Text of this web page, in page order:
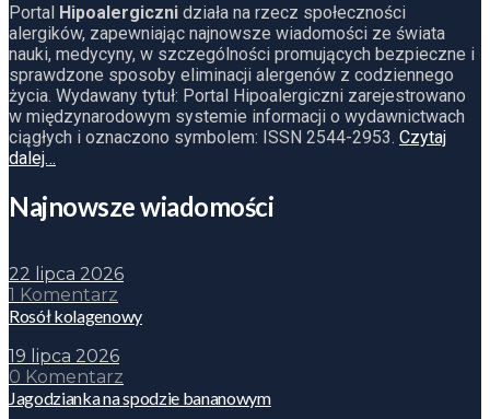
Portal Hipoalergiczni działa na rzecz społeczności
alergików, zapewniając najnowsze wiadomości ze świata
nauki, medycyny, w szczególności promujących bezpieczne i
sprawdzone sposoby eliminacji alergenów z codziennego
życia. Wydawany tytuł: Portal Hipoalergiczni zarejestrowano
w międzynarodowym systemie informacji o wydawnictwach
ciągłych i oznaczono symbolem: ISSN 2544-2953. Czytaj
dalej…
Najnowsze wiadomości
22 lipca 2026
1 Komentarz
Rosół kolagenowy
19 lipca 2026
0 Komentarz
Jagodzianka na spodzie bananowym